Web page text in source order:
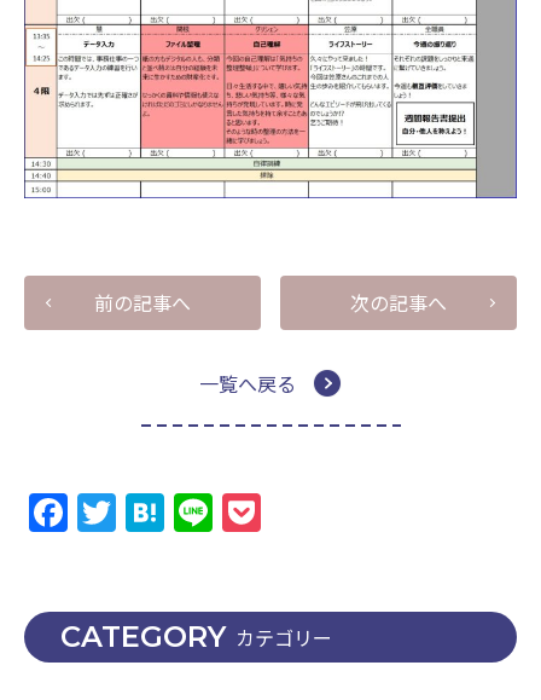
前の記事へ 次の記事へ
一覧へ戻る
Facebook
Twitter
Hatena
Line
CATEGORY カテゴリー